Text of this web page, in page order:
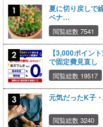
夏に切り戻しで
ベナ…
閲覧総数 7541
【3,000ポイン
で固定費見直し
閲覧総数 19517
元気だったK子
閲覧総数 3240